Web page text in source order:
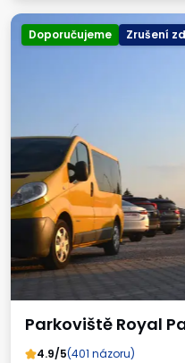
Doporučujeme Zrušení
Parkoviště Royal
4.9/5(401 názoru)